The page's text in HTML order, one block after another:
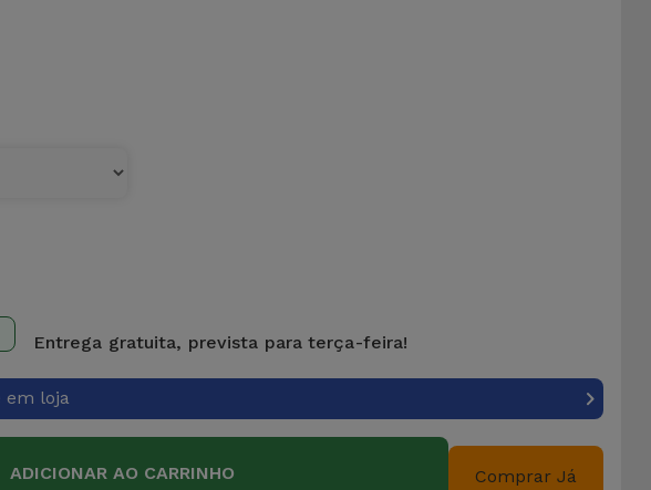
Entrega gratuita, prevista para terça-feira!
em loja
ADICIONAR AO CARRINHO Comprar Já